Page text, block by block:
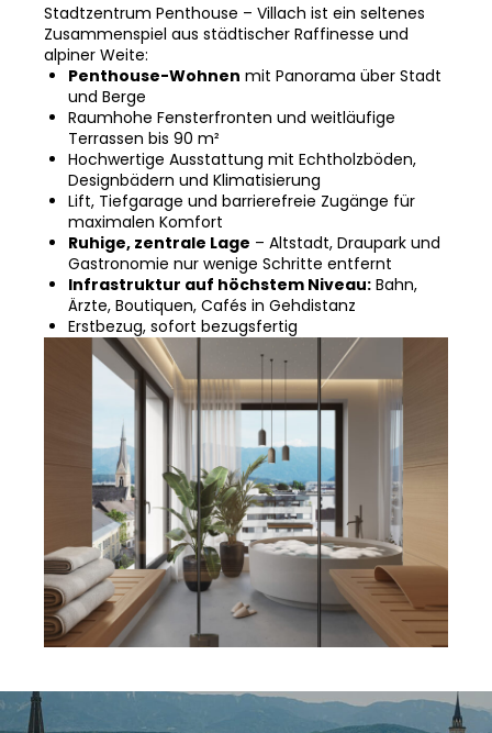
Stadtzentrum Penthouse – Villach ist ein seltenes
Zusammenspiel aus städtischer Raffinesse und
alpiner Weite:
Penthouse-Wohnen mit Panorama über Stadt
und Berge
Raumhohe Fensterfronten und weitläufige
Terrassen bis 90 m²
Hochwertige Ausstattung mit Echtholzböden,
Designbädern und Klimatisierung
Lift, Tiefgarage und barrierefreie Zugänge für
maximalen Komfort
Ruhige, zentrale Lage – Altstadt, Draupark und
Gastronomie nur wenige Schritte entfernt
Infrastruktur auf höchstem Niveau: Bahn,
Ärzte, Boutiquen, Cafés in Gehdistanz
Erstbezug, sofort bezugsfertig